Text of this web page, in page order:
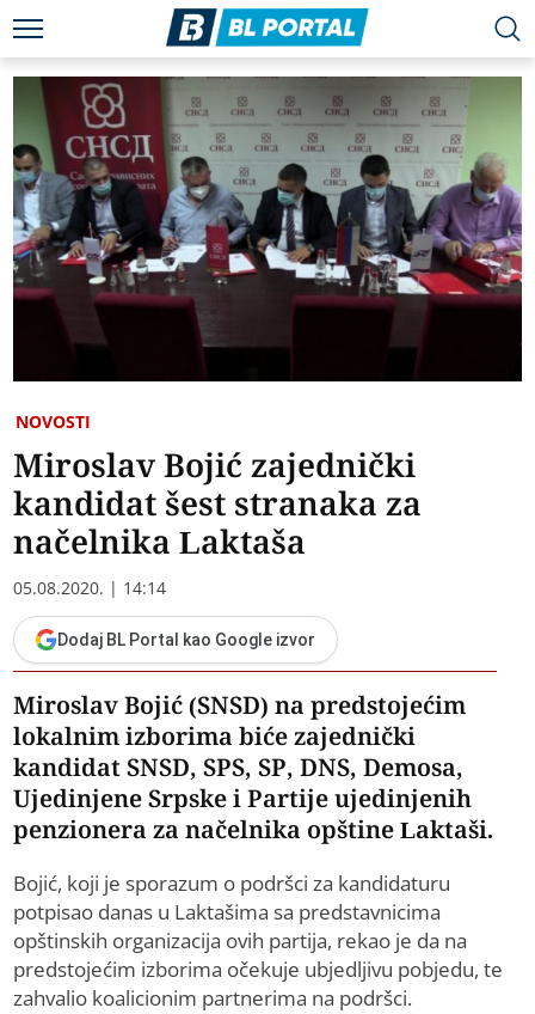
NOVOSTI
Miroslav Bojić zajednički
kandidat šest stranaka za
načelnika Laktaša
05.08.2020. | 14:14
Dodaj BL Portal kao Google izvor
Miroslav Bojić (SNSD) na predstojećim
lokalnim izborima biće zajednički
kandidat SNSD, SPS, SP, DNS, Demosa,
Ujedinjene Srpske i Partije ujedinjenih
penzionera za načelnika opštine Laktaši.
Bojić, koji je sporazum o podršci za kandidaturu
potpisao danas u Laktašima sa predstavnicima
opštinskih organizacija ovih partija, rekao je da na
predstojećim izborima očekuje ubjedljivu pobjedu, te
zahvalio koalicionim partnerima na podršci.